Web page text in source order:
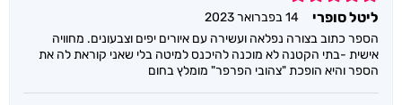
ליטל סופרי
14 בפברואר 2023
הספר כתוב בצורה נפלאה ועשירה עם איורים יפים וצבעונים. מחוויה
אישית -בתי הקטנה לא מוכנה להיכנס למיטה בלי שאני קוראת לה את
הספר והיא הופכת "צהובי הפרפר" מומלץ בחום